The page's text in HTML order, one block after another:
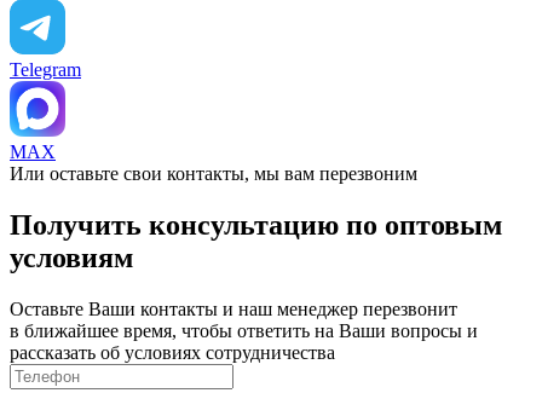
Telegram
MAX
Или оставьте свои контакты, мы вам перезвоним
Получить консультацию по оптовым
условиям
Оставьте Ваши контакты и наш менеджер перезвонит
в ближайшее время, чтобы ответить на Ваши вопросы и
рассказать об условиях сотрудничества